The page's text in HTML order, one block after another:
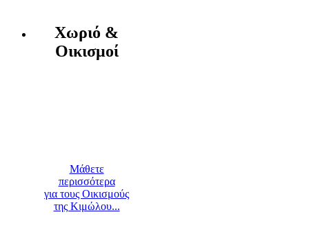
Χωριό &
Οικισμοί
Μάθετε
περισσότερα
για τους Οικισμούς
της Κιμώλου...